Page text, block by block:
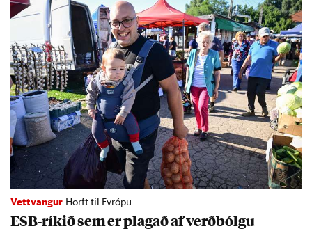
Vettvangur Horft til Evrópu
ESB-rík­ið sem er plag­að af verð­bólgu